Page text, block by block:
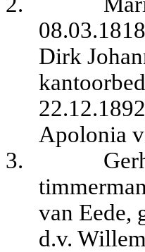
Dirk
Apolonia
3.
van Eede,
d.v.